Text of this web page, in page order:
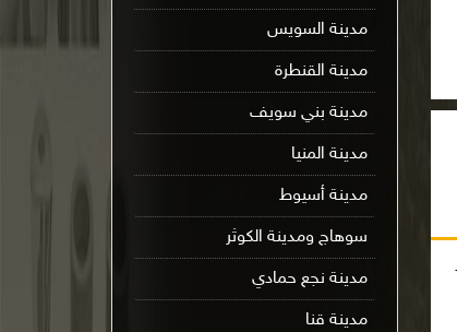
مدينة السويس
مدينة القنطرة
مدينة بني سويف
مدينة المنيا
مدينة أسيوط
سوهاج ومدينة الكوثر
مدينة نجع حمادي
مدينة قنا